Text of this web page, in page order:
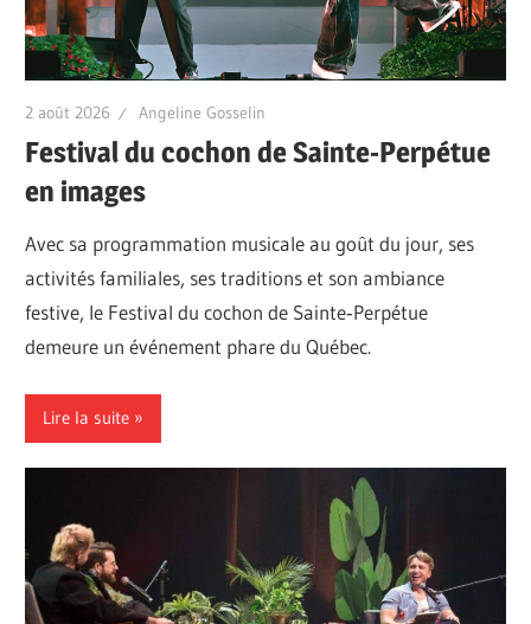
2 août 2026 Angeline Gosselin
Festival du cochon de Sainte‑Perpétue
en images
Avec sa programmation musicale au goût du jour, ses
activités familiales, ses traditions et son ambiance
festive, le Festival du cochon de Sainte‑Perpétue
demeure un événement phare du Québec.
Lire la suite